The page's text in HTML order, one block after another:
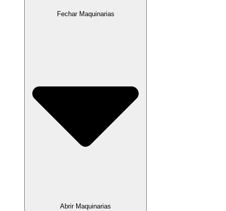
Fechar Maquinarias
Abrir Maquinarias